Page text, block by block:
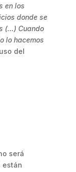
en los
donde se
(…) Cuando
lo hacemos
del
será
están